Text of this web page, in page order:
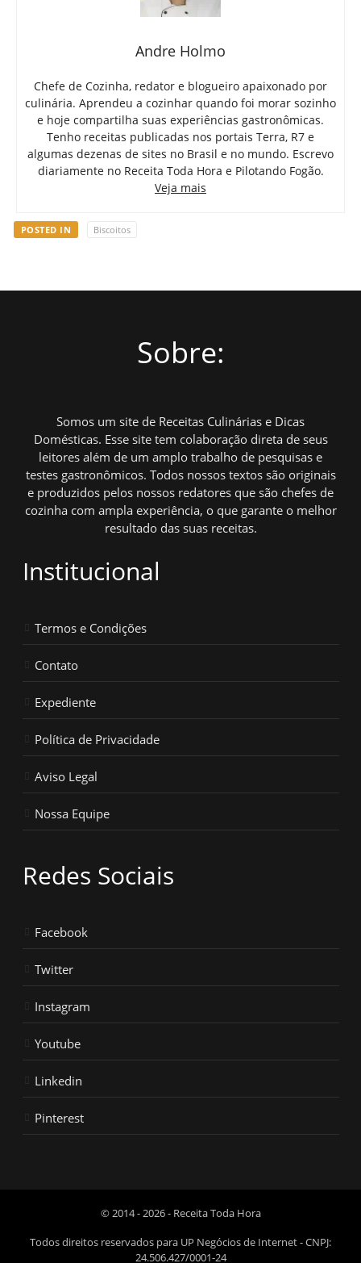
Andre Holmo
Chefe de Cozinha, redator e blogueiro apaixonado por
culinária. Aprendeu a cozinhar quando foi morar sozinho
e hoje compartilha suas experiências gastronômicas.
Tenho receitas publicadas nos portais Terra, R7 e
algumas dezenas de sites no Brasil e no mundo. Escrevo
diariamente no Receita Toda Hora e Pilotando Fogão.
Veja mais
POSTED IN Biscoitos
Sobre:
Somos um site de Receitas Culinárias e Dicas
Domésticas. Esse site tem colaboração direta de seus
leitores além de um amplo trabalho de pesquisas e
testes gastronômicos. Todos nossos textos são originais
e produzidos pelos nossos redatores que são chefes de
cozinha com ampla experiência, o que garante o melhor
resultado das suas receitas.
Institucional
Termos e Condições
Contato
Expediente
Política de Privacidade
Aviso Legal
Nossa Equipe
Redes Sociais
Facebook
Twitter
Instagram
Youtube
Linkedin
Pinterest
© 2014 - 2026 - Receita Toda Hora
Todos direitos reservados para UP Negócios de Internet - CNPJ:
24.506.427/0001-24